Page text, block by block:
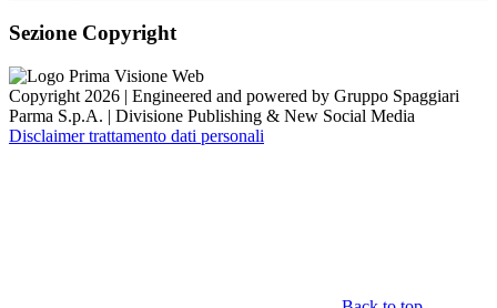
Sezione Copyright
Copyright 2026 | Engineered and powered by Gruppo Spaggiari
Parma S.p.A. | Divisione Publishing & New Social Media
Disclaimer trattamento dati personali